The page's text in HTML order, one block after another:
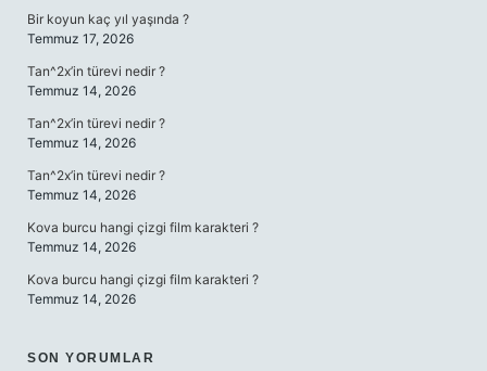
Bir koyun kaç yıl yaşında ?
Temmuz 17, 2026
Tan^2x’in türevi nedir ?
Temmuz 14, 2026
Tan^2x’in türevi nedir ?
Temmuz 14, 2026
Tan^2x’in türevi nedir ?
Temmuz 14, 2026
Kova burcu hangi çizgi film karakteri ?
Temmuz 14, 2026
Kova burcu hangi çizgi film karakteri ?
Temmuz 14, 2026
SON YORUMLAR